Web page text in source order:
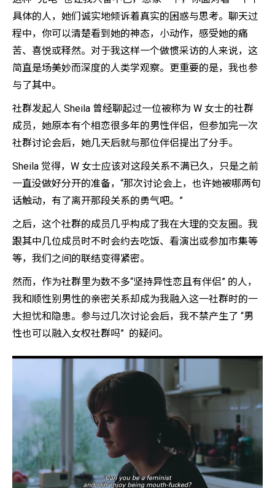
具体的人，她们诚实地倾诉着真实的困惑与思考。聊天过
程中，你可以清楚看到她的神态，小动作，感受她的痛
苦、喜悦或释然。对于我这样一个做惯采访的人来说，这
简直是场美妙而深度的人类学观察。更重要的是，我也参
与了其中。
社群发起人 Sheila 曾经聊起过一位被称为 W 女士的社群
成员，她原本有个相恋很多年的男性伴侣，但参加完一次
社群讨论会后，她几天后就与那位伴侣提出了分手。
Sheila 觉得，W 女士应该对这段关系不满已久，只是之前
一直没做好分开的准备，“那次讨论会上，也许她被哪两句
话触动，有了离开那段关系的勇气吧。”
之后，这个社群的成员几乎构成了我在大理的交友圈。我
跟其中几位成员时不时会约去吃饭、看演出或参加市集等
等，我们之间的联结变得紧密。
然而，作为社群里为数不多“坚持异性恋且有伴侣” 的人，
我和顺性别男性的亲密关系却成为我融入这一社群时的一
大担忧和隐患。参与过几次讨论会后，我不禁产生了 “男
性也可以融入女权社群吗” 的疑问。